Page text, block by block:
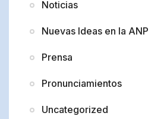
Noticias
Nuevas Ideas en la ANP
Prensa
Pronunciamientos
Uncategorized